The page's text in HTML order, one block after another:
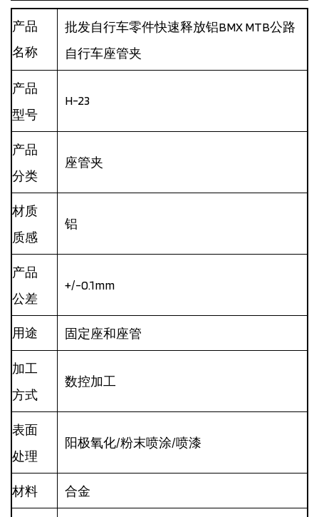
产品
名称
批发自行车零件快速释放铝BMX MTB公路
自行车座管夹
产品
型号
H-23
产品
分类
座管夹
材质
质感
铝
产品
公差
+/-0.1mm
用途 固定座和座管
加工
方式
数控加工
表面
处理
阳极氧化/粉末喷涂/喷漆
材料 合金